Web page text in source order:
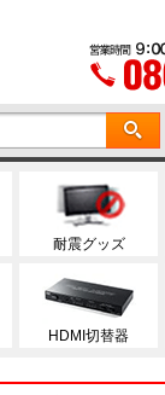
耐震グッズ
HDMI切替器